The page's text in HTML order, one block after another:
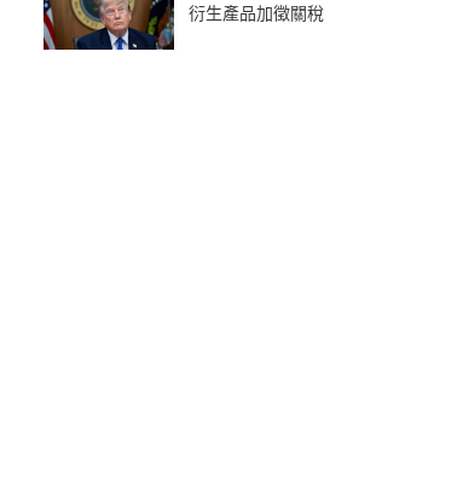
衍生產品加徵關稅